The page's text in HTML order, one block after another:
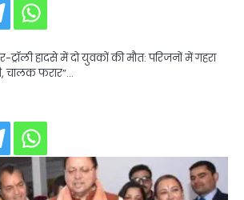
हादसे में दो युवकों की मौत: परिजनों में गहरा
चालक फरार”…